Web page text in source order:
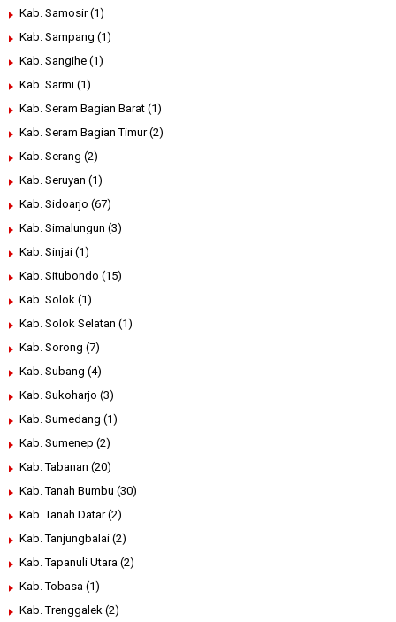
Kab. Samosir (1)
Kab. Sampang (1)
Kab. Sangihe (1)
Kab. Sarmi (1)
Kab. Seram Bagian Barat (1)
Kab. Seram Bagian Timur (2)
Kab. Serang (2)
Kab. Seruyan (1)
Kab. Sidoarjo (67)
Kab. Simalungun (3)
Kab. Sinjai (1)
Kab. Situbondo (15)
Kab. Solok (1)
Kab. Solok Selatan (1)
Kab. Sorong (7)
Kab. Subang (4)
Kab. Sukoharjo (3)
Kab. Sumedang (1)
Kab. Sumenep (2)
Kab. Tabanan (20)
Kab. Tanah Bumbu (30)
Kab. Tanah Datar (2)
Kab. Tanjungbalai (2)
Kab. Tapanuli Utara (2)
Kab. Tobasa (1)
Kab. Trenggalek (2)